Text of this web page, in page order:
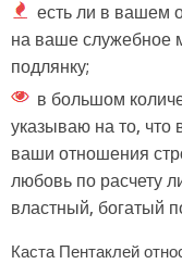
есть ли в вашем
на ваше служебное
подлянку;
в большом
указываю на то,
ваши отношения
любовь по расчету
властный, богатый
Каста Пентаклей